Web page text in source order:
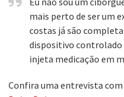
mais perto de ser um
costas já são
dispositivo controlado
injeta medicação em
Confira uma entrevista